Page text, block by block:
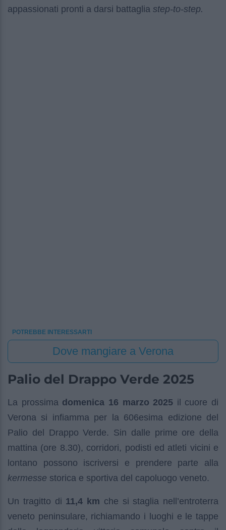
appassionati pronti a darsi battaglia step-to-step.
POTREBBE INTERESSARTI
Dove mangiare a Verona
Palio del Drappo Verde 2025
La prossima domenica 16 marzo 2025 il cuore di
Verona si infiamma per la 606esima edizione del
Palio del Drappo Verde. Sin dalle prime ore della
mattina (ore 8.30), corridori, podisti ed atleti vicini e
lontano possono iscriversi e prendere parte alla
kermesse storica e sportiva del capoluogo veneto.
Un tragitto di 11,4 km che si staglia nell’entroterra
veneto peninsulare, richiamando i luoghi e le tappe